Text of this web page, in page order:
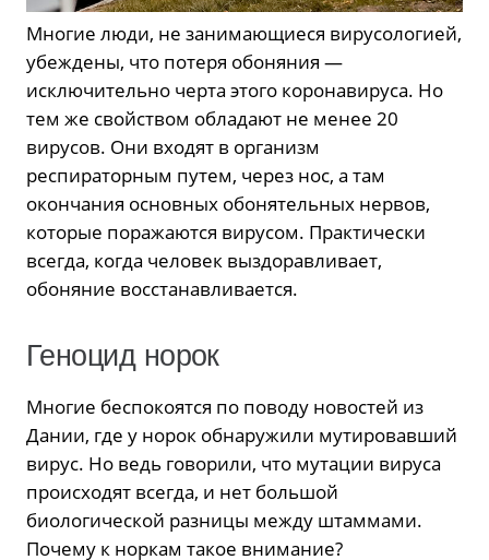
Многие люди, не занимающиеся вирусологией,
убеждены, что потеря обоняния —
исключительно черта этого коронавируса. Но
тем же свойством обладают не менее 20
вирусов. Они входят в организм
респираторным путем, через нос, а там
окончания основных обонятельных нервов,
которые поражаются вирусом. Практически
всегда, когда человек выздоравливает,
обоняние восстанавливается.
Геноцид норок
Многие беспокоятся по поводу новостей из
Дании, где у норок обнаружили мутировавший
вирус. Но ведь говорили, что мутации вируса
происходят всегда, и нет большой
биологической разницы между штаммами.
Почему к норкам такое внимание?